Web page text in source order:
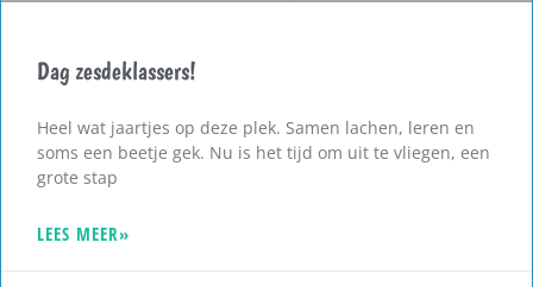
Dag zesdeklassers!
Heel wat jaartjes op deze plek. Samen lachen, leren en
soms een beetje gek. Nu is het tijd om uit te vliegen, een
grote stap
LEES MEER»